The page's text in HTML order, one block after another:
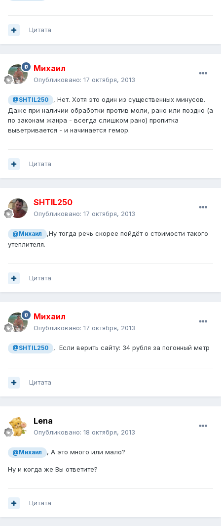
Цитата
Михаил
Опубликовано: 17 октября, 2013
@SHTIL250
, Нет. Хотя это один из существенных минусов.
Даже при наличии обработки против моли, рано или поздно (а
по законам жанра - всегда слишком рано) пропитка
выветривается - и начинается гемор.
Цитата
SHTIL250
Опубликовано: 17 октября, 2013
@Михаил
,Ну тогда речь скорее пойдёт о стоимости такого
утеплителя.
Цитата
Михаил
Опубликовано: 17 октября, 2013
@SHTIL250 , Если верить сайту: 34 рубля за погонный метр
Цитата
Lena
Опубликовано: 18 октября, 2013
@Михаил , А это много или мало?
Ну и когда же Вы ответите?
Цитата